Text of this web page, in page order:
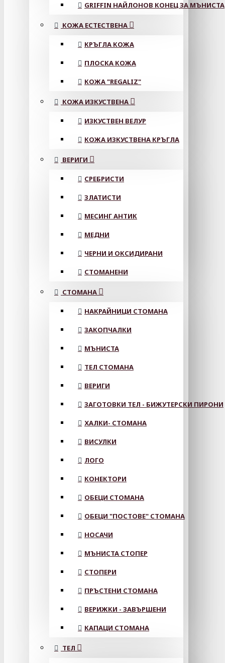
GRIFFIN НАЙЛОНОВ КОНЕЦ ЗА МЪНИСТА
КОЖА ЕСТЕСТВЕНА
КРЪГЛА КОЖА
ПЛОСКА КОЖА
КОЖА "REGALIZ"
КОЖА ИЗКУСТВЕНА
ИЗКУСТВЕН ВЕЛУР
КОЖА ИЗКУСТВЕНА КРЪГЛА
ВЕРИГИ
СРЕБРИСТИ
ЗЛАТИСТИ
МЕСИНГ АНТИК
МЕДНИ
ЧЕРНИ И ОКСИДИРАНИ
СТОМАНЕНИ
СТОМАНА
НАКРАЙНИЦИ СТОМАНА
ЗАКОПЧАЛКИ
МЪНИСТА
ТЕЛ СТОМАНА
ВЕРИГИ
ЗАГОТОВКИ ТЕЛ - БИЖУТЕРСКИ ПИРОНИ
ХАЛКИ- СТОМАНА
ВИСУЛКИ
ЛОГО
КОНЕКТОРИ
ОБЕЦИ СТОМАНА
ОБЕЦИ "ПОСТОВЕ" СТОМАНА
НОСАЧИ
МЪНИСТА СТОПЕР
СТОПЕРИ
ПРЪСТЕНИ СТОМАНА
ВЕРИЖКИ - ЗАВЪРШЕНИ
КАПАЦИ СТОМАНА
ТЕЛ